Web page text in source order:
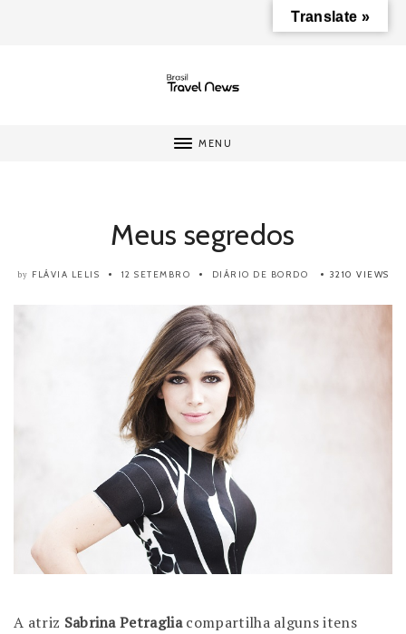
MENU
Meus segredos
by FLÁVIA LELIS 12 SETEMBRO DIÁRIO DE BORDO 3210 VIEWS
A atriz Sabrina Petragliacompartilha alguns itens
Translate »